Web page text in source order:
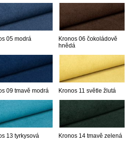
05 modrá
Kronos 06 čokoládově
hnědá
09 tmavě modrá Kronos 11 světle žlutá
13 tyrkysová Kronos 14 tmavě zelená